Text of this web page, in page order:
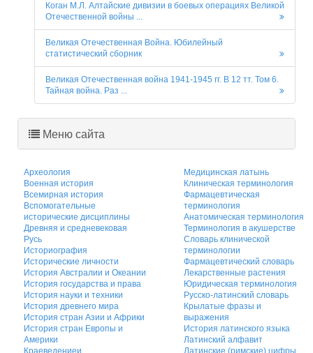
Коган М.Л. Алтайские дивизии в боевых операциях Великой
Отечественной войны ...
Великая Отечественная Война. Юбилейный
статистический сборник
Великая Отечественная война 1941-1945 гг. В 12 тт. Том 6.
Тайная война. Раз ...
Меню сайта
Археология
Военная история
Всемирная история
Вспомогательные
исторические дисциплины
Древняя и средневековая
Русь
Историография
Исторические личности
История Австралии и Океании
История государства и права
История науки и техники
История древнего мира
История стран Азии и Африки
История стран Европы и
Америки
Краеведениеи
Медицинская латынь
Клиническая терминология
Фармацевтическая
терминология
Анатомическая терминология
Терминология в акушерстве
Словарь клинической
терминологии
Фармацевтический словарь
Лекарственные растения
Юридическая терминология
Русско-латинский словарь
Крылатые фразы и
выражения
История латинского языка
Латинский алфавит
Латинские (римские) цифры